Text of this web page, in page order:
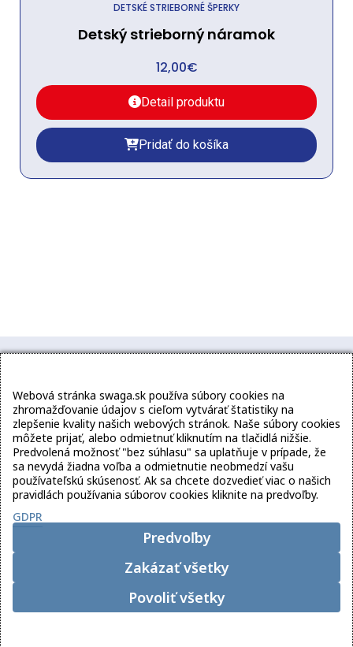
DETSKÉ STRIEBORNÉ ŠPERKY
Detský strieborný náramok
12,00€
Detail produktu
Pridať do košíka
GDPR Obchodné podmienky
Odstúpenie od zmluvy Kontakt
Sledujte
nás:
Copyright 2026 swaga.sk
Webová stránka swaga.sk používa súbory cookies na
zhromažďovanie údajov s cieľom vytvárať štatistiky na
zlepšenie kvality našich webových stránok. Naše súbory cookies
môžete prijať, alebo odmietnuť kliknutím na tlačidlá nižšie.
Predvolená možnosť "bez súhlasu" sa uplatňuje v prípade, že
sa nevydá žiadna voľba a odmietnutie neobmedzí vašu
používateľskú skúsenosť. Ak sa chcete dozvedieť viac o našich
pravidlách používania súborov cookies kliknite na predvoľby.
GDPR
Predvoľby
Zakázať všetky
Povoliť všetky